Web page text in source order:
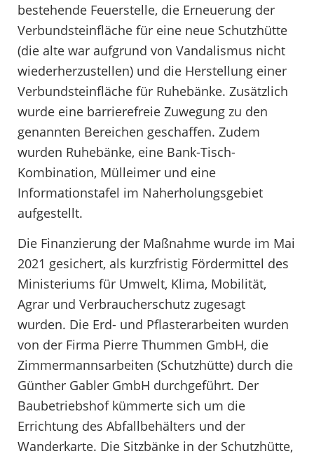
bestehende Feuerstelle, die Erneuerung der
Verbundsteinfläche für eine neue Schutzhütte
(die alte war aufgrund von Vandalismus nicht
wiederherzustellen) und die Herstellung einer
Verbundsteinfläche für Ruhebänke. Zusätzlich
wurde eine barrierefreie Zuwegung zu den
genannten Bereichen geschaffen. Zudem
wurden Ruhebänke, eine Bank-Tisch-
Kombination, Mülleimer und eine
Informationstafel im Naherholungsgebiet
aufgestellt.
Die Finanzierung der Maßnahme wurde im Mai
2021 gesichert, als kurzfristig Fördermittel des
Ministeriums für Umwelt, Klima, Mobilität,
Agrar und Verbraucherschutz zugesagt
wurden. Die Erd- und Pflasterarbeiten wurden
von der Firma Pierre Thummen GmbH, die
Zimmermannsarbeiten (Schutzhütte) durch die
Günther Gabler GmbH durchgeführt. Der
Baubetriebshof kümmerte sich um die
Errichtung des Abfallbehälters und der
Wanderkarte. Die Sitzbänke in der Schutzhütte,